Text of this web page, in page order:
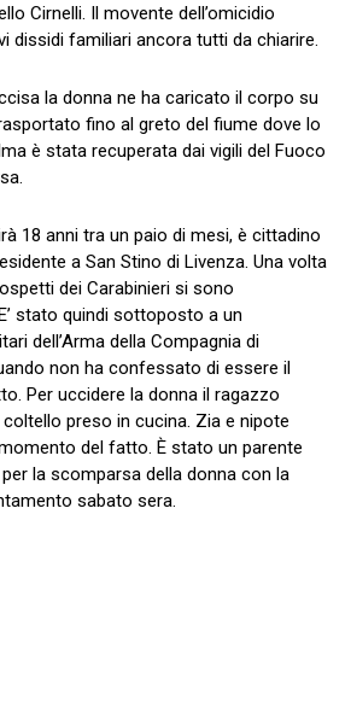
Cirnelli. Il movente dell’omicidio
dissidi familiari ancora tutti da chiarire.
la donna ne ha caricato il corpo su
fino al greto del fiume dove lo
è stata recuperata dai vigili del Fuoco
18 anni tra un paio di mesi, è cittadino
a San Stino di Livenza. Una volta
dei Carabinieri si sono
stato quindi sottoposto a un
dell’Arma della Compagnia di
non ha confessato di essere il
Per uccidere la donna il ragazzo
preso in cucina. Zia e nipote
del fatto. È stato un parente
la scomparsa della donna con la
sabato sera.